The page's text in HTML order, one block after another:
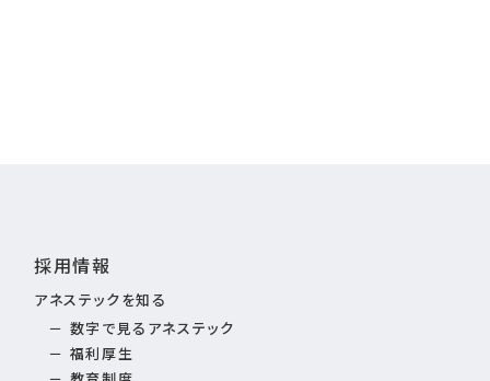
採用情報
アネステックを知る
数字で見るアネステック
福利厚生